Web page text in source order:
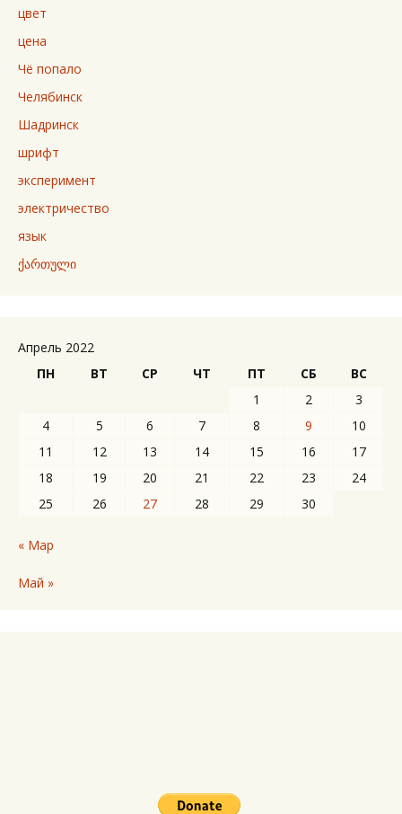
цвет
цена
Чё попало
Челябинск
Шадринск
шрифт
эксперимент
электричество
язык
ქართული
Апрель 2022
ПН
ВТ СР ЧТ ПТ СБ
ВС
1
2
3
4
5 6 7 8 9
10
11
12 13 14 15 16
17
18
19 20 21 22 23
24
25
26 27 28 29 30
« Мар
Май »